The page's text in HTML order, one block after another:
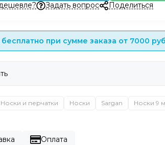
Задать вопрос Поделиться
при сумме заказа от 7000
Носки и перчатки Носки Sargan Носки 9
Оплата